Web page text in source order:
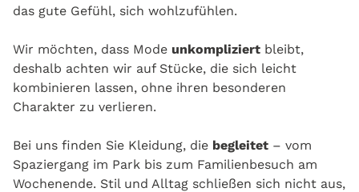
das gute Gefühl, sich wohlzufühlen.
Wir möchten, dass Mode unkompliziert bleibt,
deshalb achten wir auf Stücke, die sich leicht
kombinieren lassen, ohne ihren besonderen
Charakter zu verlieren.
Bei uns finden Sie Kleidung, die begleitet – vom
Spaziergang im Park bis zum Familienbesuch am
Wochenende. Stil und Alltag schließen sich nicht aus,